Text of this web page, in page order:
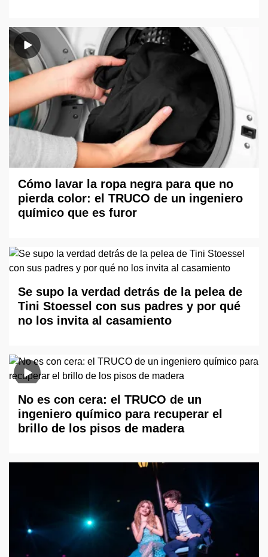
Cómo lavar la ropa negra para que no
pierda color: el TRUCO de un ingeniero
químico que es furor
Se supo la verdad detrás de la pelea de
Tini Stoessel con sus padres y por qué
no los invita al casamiento
No es con cera: el TRUCO de un
ingeniero químico para recuperar el
brillo de los pisos de madera